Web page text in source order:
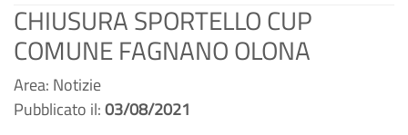
CHIUSURA SPORTELLO CUP
COMUNE FAGNANO OLONA
Area: Notizie
Pubblicato il:03/08/2021